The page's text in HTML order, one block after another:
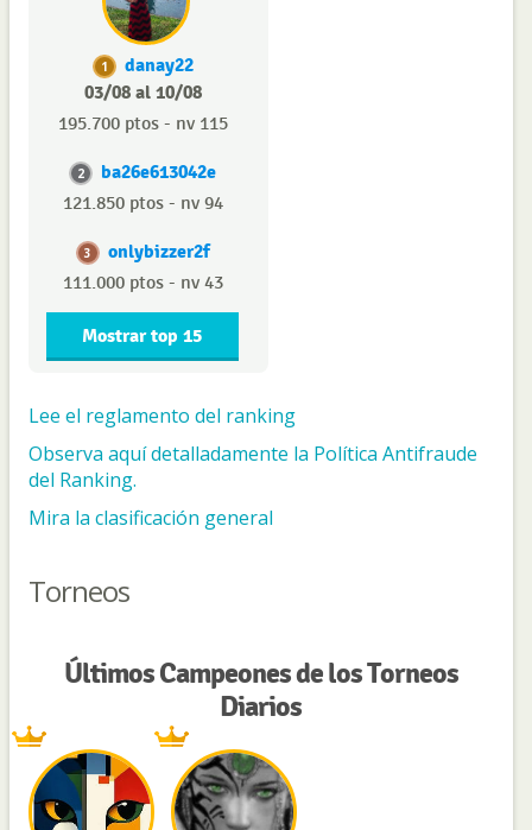
1
danay22
03/08 al 10/08
195.700 ptos - nv 115
2 ba26e613042e
121.850 ptos - nv 94
3 onlybizzer2f
111.000 ptos - nv 43
Mostrar top 15
Lee el reglamento del ranking
Observa aquí detalladamente la Política Antifraude
del Ranking.
Mira la clasificación general
Torneos
Últimos Campeones de los Torneos
Diarios